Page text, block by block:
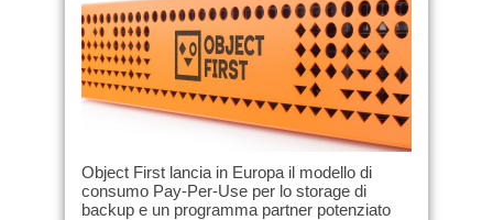
Object First lancia in Europa il modello di
consumo Pay-Per-Use per lo storage di
backup e un programma partner potenziato